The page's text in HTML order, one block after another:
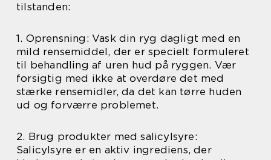
tilstanden:
1. Oprensning: Vask din ryg dagligt med en
mild rensemiddel, der er specielt formuleret
til behandling af uren hud på ryggen. Vær
forsigtig med ikke at overdøre det med
stærke rensemidler, da det kan tørre huden
ud og forværre problemet.
2. Brug produkter med salicylsyre:
Salicylsyre er en aktiv ingrediens, der